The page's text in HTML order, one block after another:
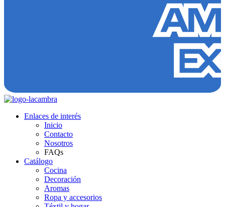
Enlaces de interés​
Inicio
Contacto
Nosotros
FAQs
Catálogo
Cocina
Decoración
Aromas
Ropa y accesorios